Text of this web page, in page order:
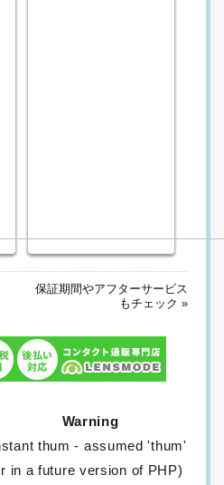
保証期間やアフターサービス
もチェック »
Warning
thum - assumed 'thum'
in a future version of PHP)